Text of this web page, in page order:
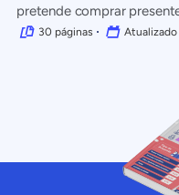
pretende comprar
30 páginas Atualizado